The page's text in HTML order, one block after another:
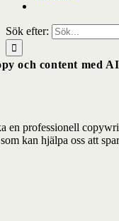
Sök efter:
och content med AI
en professionell
som kan hjälpa oss att